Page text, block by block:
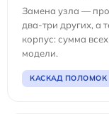
Замена узла —
два-три других, а
корпус: сумма
модели.
КАСКАД ПОЛОМОК